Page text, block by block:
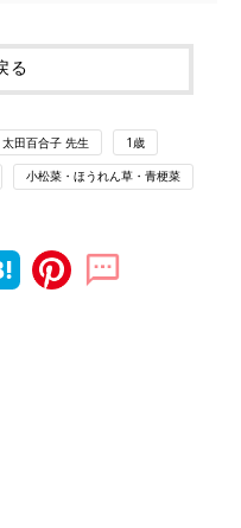
る
太田百合子 先生 1歳
小松菜・ほうれん草・青梗菜